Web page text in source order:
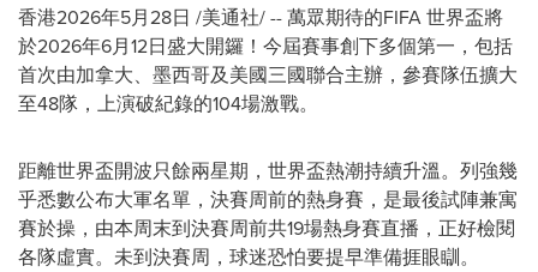
香港2026年5月28日 /美通社/ -- 萬眾期待的FIFA 世界盃將
於2026年6月12日盛大開鑼！今屆賽事創下多個第一，包括
首次由加拿大、墨西哥及美國三國聯合主辦，參賽隊伍擴大
至48隊，上演破紀錄的104場激戰。
距離世界盃開波只餘兩星期，世界盃熱潮持續升溫。列強幾
乎悉數公布大軍名單，決賽周前的熱身賽，是最後試陣兼寓
賽於操，由本周末到決賽周前共19場熱身賽直播，正好檢閱
各隊虛實。未到決賽周，球迷恐怕要提早準備捱眼瞓。